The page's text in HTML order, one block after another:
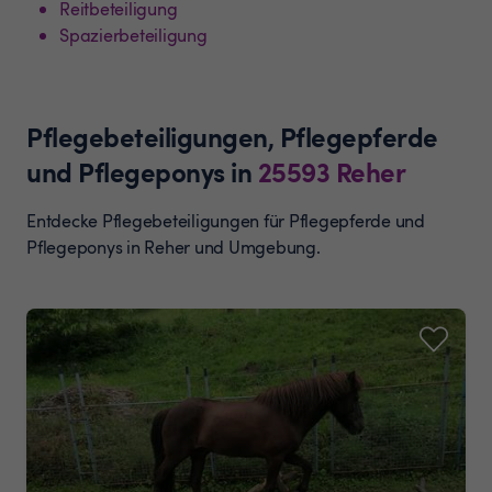
Reitbeteiligung
Spazierbeteiligung
Pflegebeteiligungen, Pflegepferde
und Pflegeponys in 25593 Reher
Entdecke Pflegebeteiligungen für Pflegepferde und
Pflegeponys in Reher und Umgebung.